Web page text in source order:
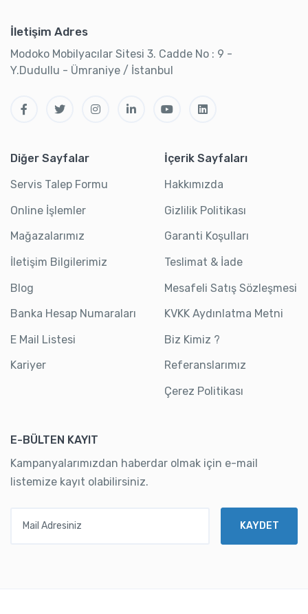
İletişim Adres
Modoko Mobilyacılar Sitesi 3. Cadde No : 9 -
Y.Dudullu - Ümraniye / İstanbul
Diğer Sayfalar
Servis Talep Formu
Online İşlemler
Mağazalarımız
İletişim Bilgilerimiz
Blog
Banka Hesap Numaraları
E Mail Listesi
Kariyer
İçerik Sayfaları
Hakkımızda
Gizlilik Politikası
Garanti Koşulları
Teslimat & İade
Mesafeli Satış Sözleşmesi
KVKK Aydınlatma Metni
Biz Kimiz ?
Referanslarımız
Çerez Politikası
E-BÜLTEN KAYIT
Kampanyalarımızdan haberdar olmak için e-mail
listemize kayıt olabilirsiniz.
KAYDET